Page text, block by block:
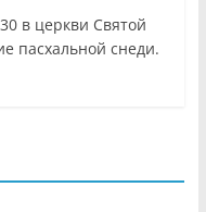
в церкви Святой
пасхальной снеди.